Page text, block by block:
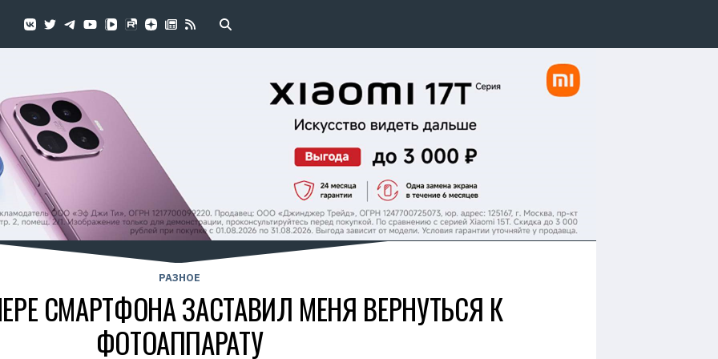
РАЗНОЕ
СМАРТФОНА ЗАСТАВИЛ МЕНЯ ВЕРНУТЬСЯ К
ФОТОАППАРАТУ